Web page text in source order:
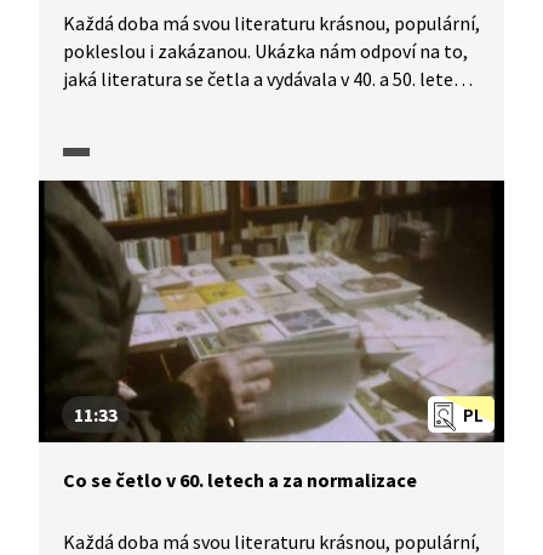
Každá doba má svou literaturu krásnou, populární,
pokleslou i zakázanou. Ukázka nám odpoví na to,
jaká literatura se četla a vydávala v 40. a 50. letech
lehké.
PL
11:33
Co se četlo v 60. letech a za normalizace
Každá doba má svou literaturu krásnou, populární,